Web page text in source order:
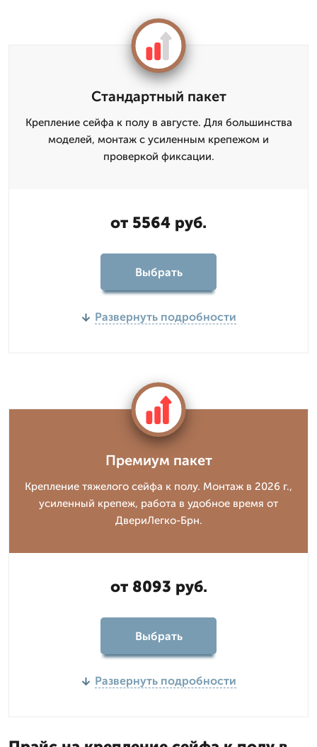
Стандартный пакет
Крепление сейфа к полу в августе. Для большинства
моделей, монтаж с усиленным крепежом и
проверкой фиксации.
от 5564 руб.
Выбрать
Развернуть подробности
Премиум пакет
Крепление тяжелого сейфа к полу. Монтаж в 2026 г.,
усиленный крепеж, работа в удобное время от
ДвериЛегко-Брн.
от 8093 руб.
Выбрать
Развернуть подробности